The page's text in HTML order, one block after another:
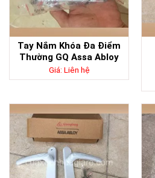
Tay Nắm Khóa Đa Điểm
Thường GQ Assa Abloy
Giá: Liên hệ